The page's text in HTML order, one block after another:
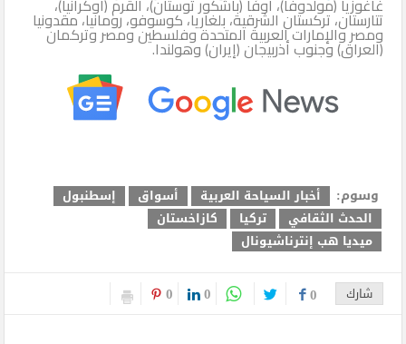
تتارستان، تركستان الشرقية، بلغاريا، كوسوفو، رومانيا، مقدونيا
ومصر والإمارات العربية المتحدة وفلسطين ومصر وتركمان
(العراق) وجنوب أذربيجان (إيران) وهولندا.
وسوم: أخبار السياحة العربية أسواق
إسطنبول
الحدث الثقافي
تركيا
كازاخستان
ميديا هب إنترناشيونال
شارك 0
0
0